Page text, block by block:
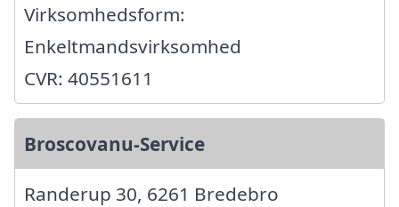
Virksomhedsform:
Enkeltmandsvirksomhed
CVR: 40551611
Broscovanu-Service
Randerup 30, 6261 Bredebro